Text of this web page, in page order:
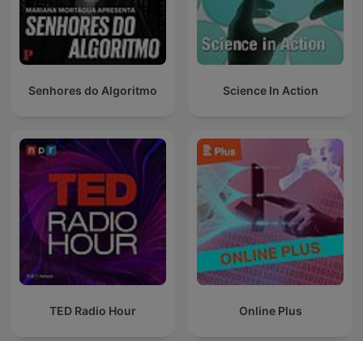
Senhores do Algoritmo Science In Action
TED Radio Hour Online Plus